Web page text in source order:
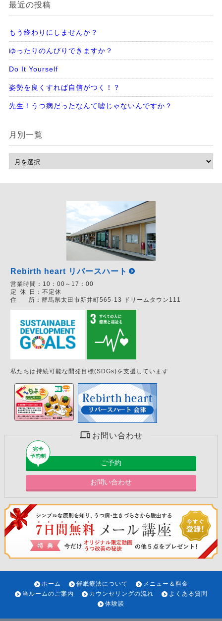
最近の投稿
もう終わりにしませんか？
ゆったりのんびりできますか？
Do It Yourself
姿勢を良くすれば自信がつく！？
先生！うつ病だったなんて嘘じゃないんですか？
月別一覧
Rebirth heart リバースハート
営業時間： 10：00～17：00
定 休 日： 不定休
住
所： 群馬県太田市新井町565-13 ドリームタウン111
私たちは持続可能な開発目標(SDGs)を支援しています
お問い合わせ
ご予約
お問い合わせ
ホーム 催眠療法について
メニュー＆料金
当ルームのご案内
カウンセリングの流れ
よくある質問
体験談